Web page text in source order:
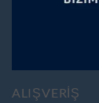
ALIŞVERİŞ